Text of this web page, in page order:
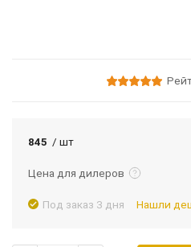
845 / шт
Цена для дилеров
Подробнее
Под заказ 3 дня Нашли